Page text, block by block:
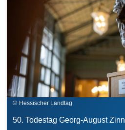
Hessischer Landtag
50. Todestag Georg-August Zinn